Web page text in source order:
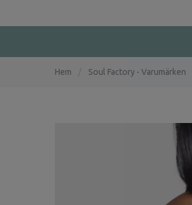
Hem Soul Factory - Varumärken